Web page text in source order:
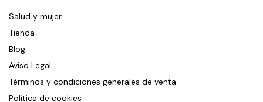
Salud y mujer
Tienda
Blog
Aviso Legal
Términos y condiciones generales de venta
Política de cookies